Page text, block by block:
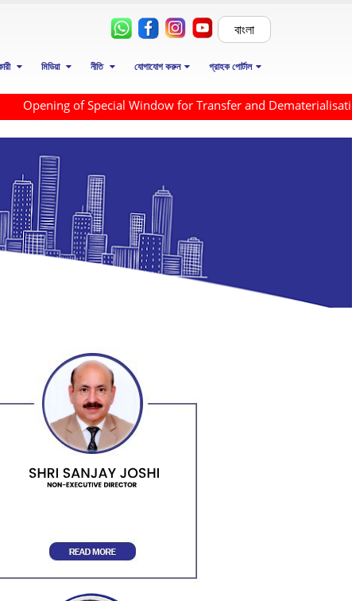
বাংলা
মিডিয়া নীতি যোগাযোগ করুন গ্রাহক পোর্টাল
Opening of Special Window for Transfer and Dematerialisation